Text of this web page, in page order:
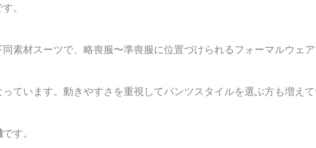
。
素材スーツで、略喪服〜準喪服に位置づけられるフォーマルウェ
ています。動きやすさを重視してパンツスタイルを選ぶ方も増え
です。